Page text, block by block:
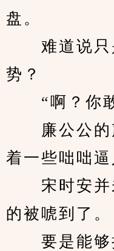
盘。
难道说只
势？
“啊？你敢
廉公公的
着一些咄咄逼
宋时安并
的被唬到了。
要是能够